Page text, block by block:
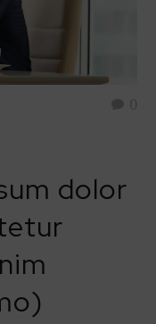
dolor